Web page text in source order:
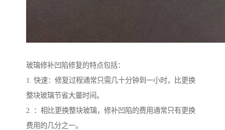
玻璃修补凹陷修复的特点包括：
1. 快速：修复过程通常只需几十分钟到一小时，比更换
整块玻璃节省大量时间。
2. ：相比更换整块玻璃，修补凹陷的费用通常只有更换
费用的几分之一。